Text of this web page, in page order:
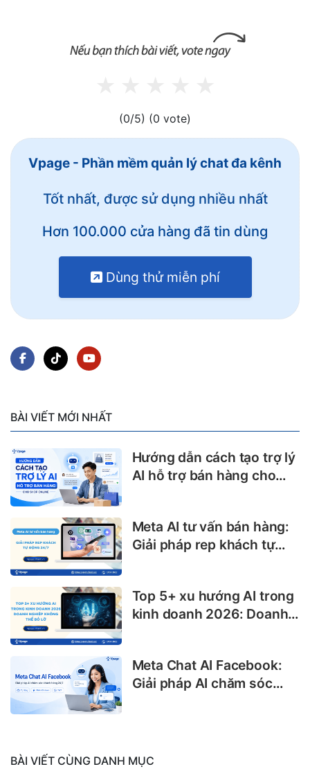
(0/5) (0 vote)
Vpage - Phần mềm quản lý chat đa kênh
Tốt nhất, được sử dụng nhiều nhất
Hơn 100.000 cửa hàng đã tin dùng
Dùng thử miễn phí
BÀI VIẾT MỚI NHẤT
Hướng dẫn cách tạo trợ lý
AI hỗ trợ bán hàng cho
Meta AI tư vấn bán hàng:
Giải pháp rep khách tự
Top 5+ xu hướng AI trong
kinh doanh 2026: Doanh
Meta Chat AI Facebook:
Giải pháp AI chăm sóc
BÀI VIẾT CÙNG DANH MỤC